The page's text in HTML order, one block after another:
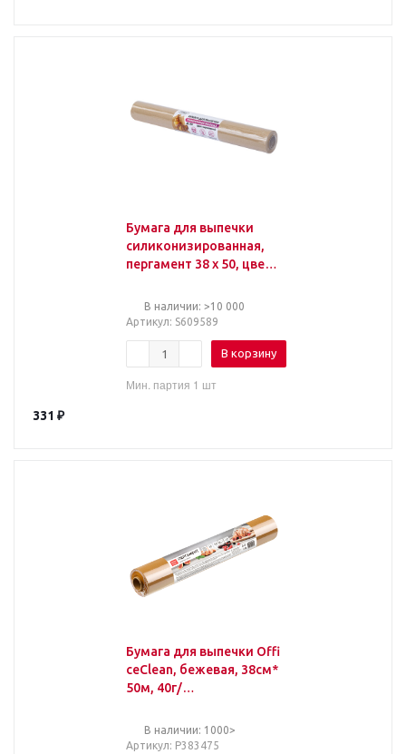
Бумага для выпечки
силиконизированная,
пергамент 38 х 50, цвет
609589
В наличии: >10 000
Артикул: S609589
В корзину
Мин. партия 1 шт
331 ₽
Бумага для выпечки Offi
ceClean, бежевая, 38см*
50м, 40г/
ез силиконового покры
тия
В наличии: 1000>
Артикул: Р383475